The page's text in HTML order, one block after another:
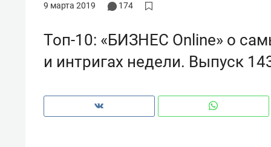
9 марта 2019 174
Топ-10: «БИЗНЕС Online» о
и интригах недели. Выпуск